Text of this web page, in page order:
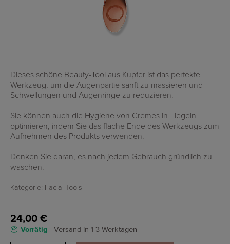
Dieses schöne Beauty-Tool aus Kupfer ist das perfekte
Werkzeug, um die Augenpartie sanft zu massieren und
Schwellungen und Augenringe zu reduzieren.
Sie können auch die Hygiene von Cremes in Tiegeln
optimieren, indem Sie das flache Ende des Werkzeugs zum
Aufnehmen des Produkts verwenden.
Denken Sie daran, es nach jedem Gebrauch gründlich zu
waschen.
Kategorie: Facial Tools
24,00€
Vorrätig - Versand in 1-3 Werktagen